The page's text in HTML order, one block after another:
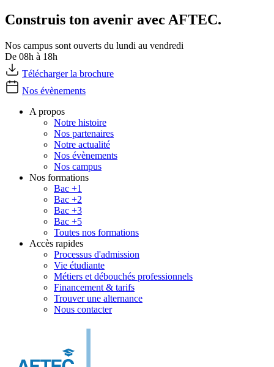
Construis ton avenir avec AFTEC.
Nos campus sont ouverts du lundi au vendredi
De 08h à 18h
Télécharger la brochure
Nos évènements
A propos
Notre histoire
Nos partenaires
Notre actualité
Nos évènements
Nos campus
Nos formations
Bac +1
Bac +2
Bac +3
Bac +5
Toutes nos formations
Accès rapides
Processus d'admission
Vie étudiante
Métiers et débouchés professionnels
Financement & tarifs
Trouver une alternance
Nous contacter